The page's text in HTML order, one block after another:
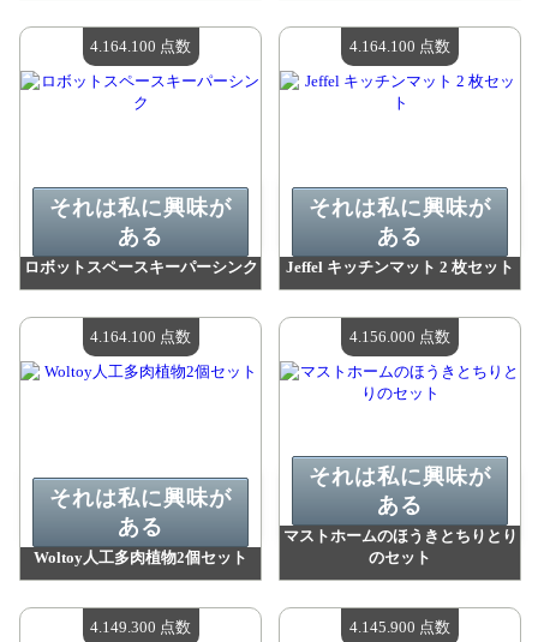
利用可能な数量：4
利用可能な数量：4
ロボットスペースキーパーシンク
利用可能な数量：4
それは私に興味が
ある
4.164.100 点数
Jeffel キッチンマット 2 枚セット
利用可能な数量：4
それは私に興味が
ある
4.164.100 点数
Woltoy人工多肉植物2個セット
利用可能な数量：4
それは私に興味が
ある
4.164.100 点数
マストホームのほうきとちりとり
のセット
利用可能な数量：4
それは私に興味が
ある
4.156.000 点数
4.149.300 点数 4.145.900 点数